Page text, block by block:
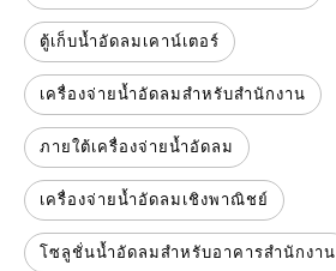
ตู้เก็บน้ำอัดลมเคาน์เตอร์
เครื่องจ่ายน้ำอัดลมสำหรับสำนักงาน
ภายใต้เครื่องจ่ายน้ำอัดลม
เครื่องจ่ายน้ำอัดลมเชิงพาณิชย์
โซลูชั่นน้ำอัดลมสำหรับอาคารสำนักงาน